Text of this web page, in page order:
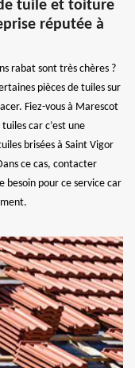
tuile et toiture
réputée à
rabat sont très chères ?
pièces de tuiles sur
Fiez-vous à Marescot
car c’est une
brisées à Saint Vigor
ce cas, contacter
besoin pour ce service car